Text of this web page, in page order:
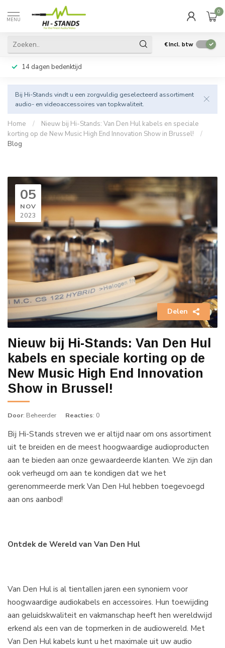
MENU
0
€Incl. btw
14 dagen bedenktijd
Bij Hi-Stands vindt u een zorgvuldig geselecteerd assortiment
audio- en videoaccessoires van topkwaliteit.
Home /
Nieuw bij Hi-Stands: Van Den Hul kabels en speciale
korting op de New Music High End Innovation Show in Brussel!
/
Blog
05
NOV
2023
Delen
Nieuw bij Hi-Stands: Van Den Hul
kabels en speciale korting op de
New Music High End Innovation
Show in Brussel!
Door: Beheerder Reacties: 0
Bij Hi-Stands streven we er altijd naar om ons assortiment
uit te breiden en de meest hoogwaardige audioproducten
aan te bieden aan onze gewaardeerde klanten. We zijn dan
ook verheugd om aan te kondigen dat we het
gerenommeerde merk Van Den Hul hebben toegevoegd
aan ons aanbod!
Ontdek de Wereld van Van Den Hul
Van Den Hul is al tientallen jaren een synoniem voor
hoogwaardige audiokabels en accessoires. Hun toewijding
aan geluidskwaliteit en vakmanschap heeft hen wereldwijd
erkend als een van de topmerken in de audiowereld. Met
Van Den Hul kabels kunt u het maximale uit uw audio